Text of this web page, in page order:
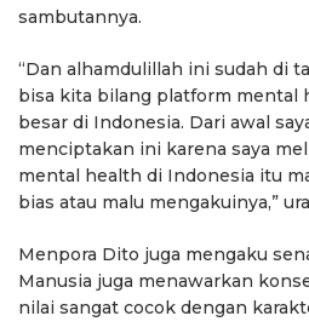
sambutannya.
“Dan alhamdulillah ini sudah di
bisa kita bilang platform mental
besar di Indonesia. Dari awal
menciptakan ini karena saya
mental health di Indonesia itu
bias atau malu mengakuinya,”
Menpora Dito juga mengaku
Manusia juga menawarkan
nilai sangat cocok dengan